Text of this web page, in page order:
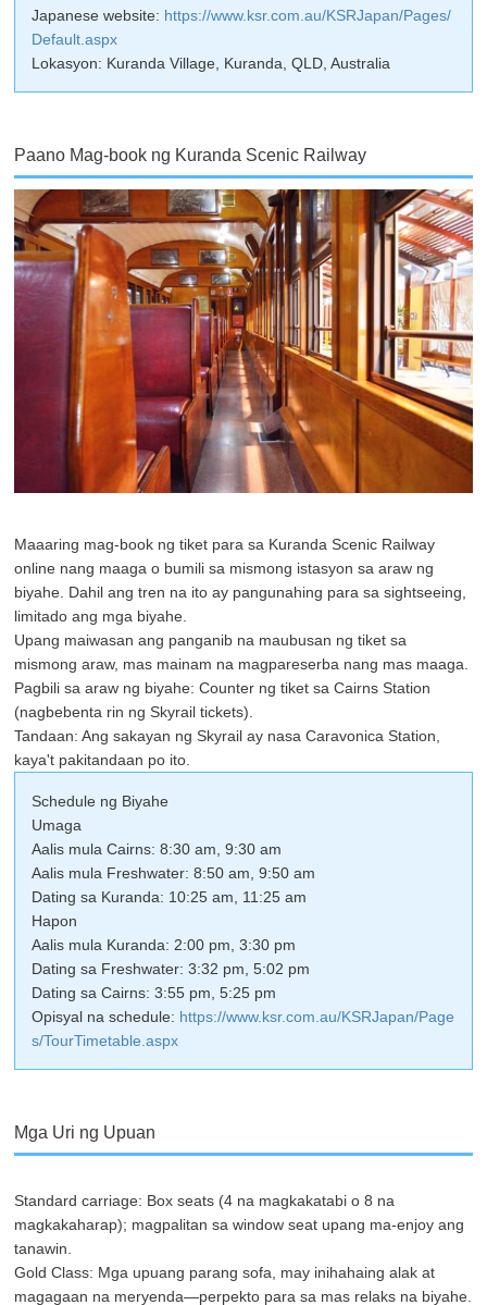
Japanese website: https://www.ksr.com.au/KSRJapan/Pages/
Default.aspx
Lokasyon: Kuranda Village, Kuranda, QLD, Australia
Paano Mag-book ng Kuranda Scenic Railway
Maaaring mag-book ng tiket para sa Kuranda Scenic Railway
online nang maaga o bumili sa mismong istasyon sa araw ng
biyahe. Dahil ang tren na ito ay pangunahing para sa sightseeing,
limitado ang mga biyahe.
Upang maiwasan ang panganib na maubusan ng tiket sa
mismong araw, mas mainam na magpareserba nang mas maaga.
Pagbili sa araw ng biyahe: Counter ng tiket sa Cairns Station
(nagbebenta rin ng Skyrail tickets).
Tandaan: Ang sakayan ng Skyrail ay nasa Caravonica Station,
kaya't pakitandaan po ito.
Schedule ng Biyahe
Umaga
Aalis mula Cairns: 8:30 am, 9:30 am
Aalis mula Freshwater: 8:50 am, 9:50 am
Dating sa Kuranda: 10:25 am, 11:25 am
Hapon
Aalis mula Kuranda: 2:00 pm, 3:30 pm
Dating sa Freshwater: 3:32 pm, 5:02 pm
Dating sa Cairns: 3:55 pm, 5:25 pm
Opisyal na schedule: https://www.ksr.com.au/KSRJapan/Page
s/TourTimetable.aspx
Mga Uri ng Upuan
Standard carriage: Box seats (4 na magkakatabi o 8 na
magkakaharap); magpalitan sa window seat upang ma-enjoy ang
tanawin.
Gold Class: Mga upuang parang sofa, may inihahaing alak at
magagaan na meryenda—perpekto para sa mas relaks na biyahe.